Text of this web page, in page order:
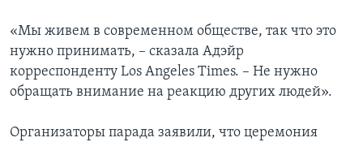
«Мы живем в современном обществе, так что это
нужно принимать, – сказала Адэйр
корреспонденту Los Angeles Times. – Не нужно
обращать внимание на реакцию других людей».
Организаторы парада заявили, что церемония